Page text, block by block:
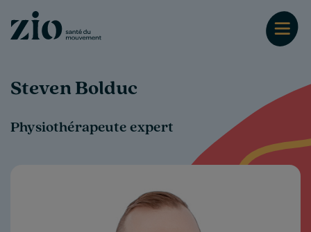
Steven Bolduc
Physiothérapeute expert